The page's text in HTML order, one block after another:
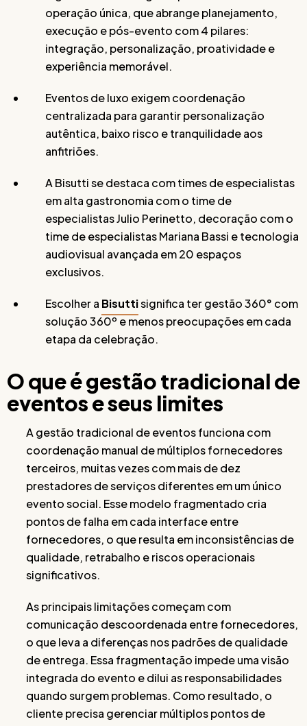
operação única, que abrange planejamento,
execução e pós-evento com 4 pilares:
integração, personalização, proatividade e
experiência memorável.
Eventos de luxo exigem coordenação
centralizada para garantir personalização
autêntica, baixo risco e tranquilidade aos
anfitriões.
A Bisutti se destaca com times de especialistas
em alta gastronomia com o time de
especialistas Julio Perinetto, decoração com o
time de especialistas Mariana Bassi e tecnologia
audiovisual avançada em 20 espaços
exclusivos.
Escolher a Bisuttisignifica ter gestão 360° com
solução 360º e menos preocupações em cada
etapa da celebração.
O que é gestão tradicional de
eventos e seus limites
A gestão tradicional de eventos funciona com
coordenação manual de múltiplos fornecedores
terceiros, muitas vezes com mais de dez
prestadores de serviços diferentes em um único
evento social. Esse modelo fragmentado cria
pontos de falha em cada interface entre
fornecedores, o que resulta em inconsistências de
qualidade, retrabalho e riscos operacionais
significativos.
As principais limitações começam com
comunicação descoordenada entre fornecedores,
o que leva a diferenças nos padrões de qualidade
de entrega. Essa fragmentação impede uma visão
integrada do evento e dilui as responsabilidades
quando surgem problemas. Como resultado, o
cliente precisa gerenciar múltiplos pontos de